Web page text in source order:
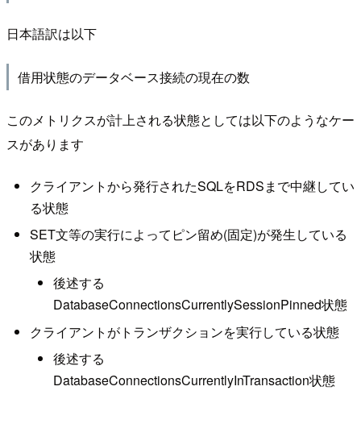
日本語訳は以下
借用状態のデータベース接続の現在の数
このメトリクスが計上される状態としては以下のようなケー
スがあります
クライアントから発行されたSQLをRDSまで中継してい
る状態
SET文等の実行によってピン留め(固定)が発生している
状態
後述する
DatabaseConnectionsCurrentlySessionPinned状態
クライアントがトランザクションを実行している状態
後述する
DatabaseConnectionsCurrentlyInTransaction状態